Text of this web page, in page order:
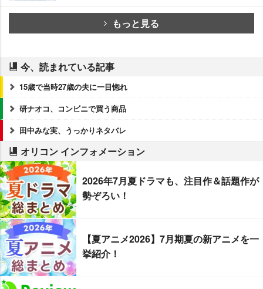
もっと見る
今、読まれている記事
15歳で当時27歳の夫に一目惚れ
研ナオコ、コンビニで買う商品
田中みな実、うっかりネタバレ
オリコン インフォメーション
2026年7月夏ドラマも、注目作＆話題作が
勢ぞろい！
【夏アニメ2026】7月期夏の新アニメを一
挙紹介！